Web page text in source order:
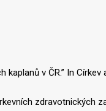
v ČR.” In
zdravotnických